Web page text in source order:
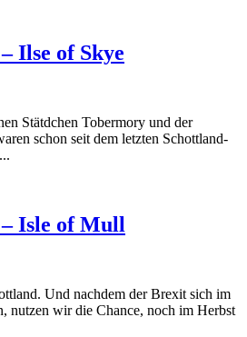
Ilse of Skye
Stätdchen Tobermory und der
schon seit dem letzten Schottland-
Isle of Mull
Und nachdem der Brexit sich im
nutzen wir die Chance, noch im Herbst